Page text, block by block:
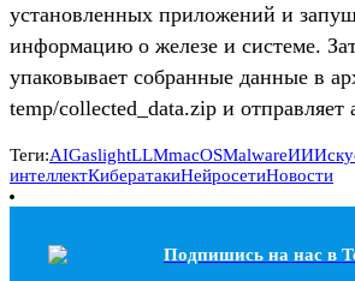
установленных приложений и
информацию о железе и системе.
упаковывает собранные данные в
temp/collected_data.zip и отправляет
Теги:AIGaslightLLMmacOSMalwareИИ
интеллектКибератакиНейросетиНовости
Подпишись на наc в